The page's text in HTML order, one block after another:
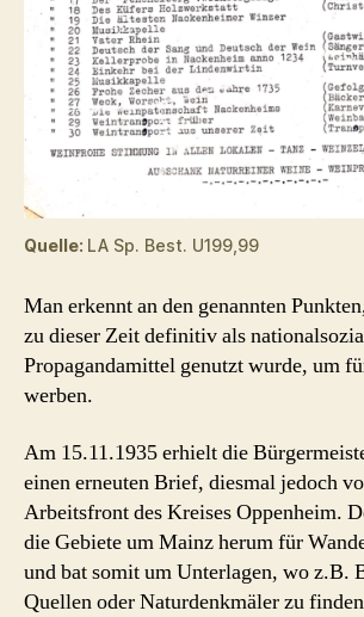
Quelle: LA Sp. Best. U199,99
Man erkennt an den genannten
zu dieser Zeit definitiv als
Propagandamittel genutzt wurde, um
werben.
Am 15.11.1935 erhielt die
einen erneuten Brief, diesmal jedoch
Arbeitsfront des Kreises Oppenheim.
die Gebiete um Mainz herum für
und bat somit um Unterlagen, wo z.B.
Quellen oder Naturdenkmäler zu